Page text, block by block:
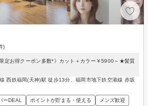
)
定お得クーポン多数*》カット＋カラー￥5900～★髪質
西鉄福岡(天神)駅 徒歩13分、福岡市地下鉄空港線 赤坂
ーDEAL ポイントが貯まる・使える メンズ歓迎